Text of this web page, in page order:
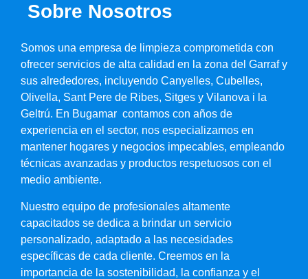
Sobre Nosotros
Somos una empresa de limpieza comprometida con
ofrecer servicios de alta calidad en la zona del Garraf y
sus alrededores, incluyendo Canyelles, Cubelles,
Olivella, Sant Pere de Ribes, Sitges y Vilanova i la
Geltrú. En Bugamar contamos con años de
experiencia en el sector, nos especializamos en
mantener hogares y negocios impecables, empleando
técnicas avanzadas y productos respetuosos con el
medio ambiente.
Nuestro equipo de profesionales altamente
capacitados se dedica a brindar un servicio
personalizado, adaptado a las necesidades
específicas de cada cliente. Creemos en la
importancia de la sostenibilidad, la confianza y el